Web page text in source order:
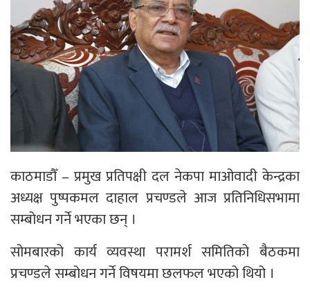
काठमाडौँ – प्रमुख प्रतिपक्षी दल नेकपा माओवादी केन्द्रका
अध्यक्ष पुष्पकमल दाहाल प्रचण्डले आज प्रतिनिधिसभामा
सम्बोधन गर्ने भएका छन् ।
सोमबारको कार्य व्यवस्था परामर्श समितिको बैठकमा
प्रचण्डले सम्बोधन गर्ने विषयमा छलफल भएको थियो ।